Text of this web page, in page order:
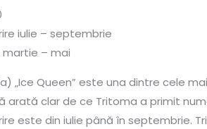
iulie – septembrie
– mai
„Ice Queen” este una dintre cele
arată clar de ce Tritoma a primit
este din iulie până în septembrie.